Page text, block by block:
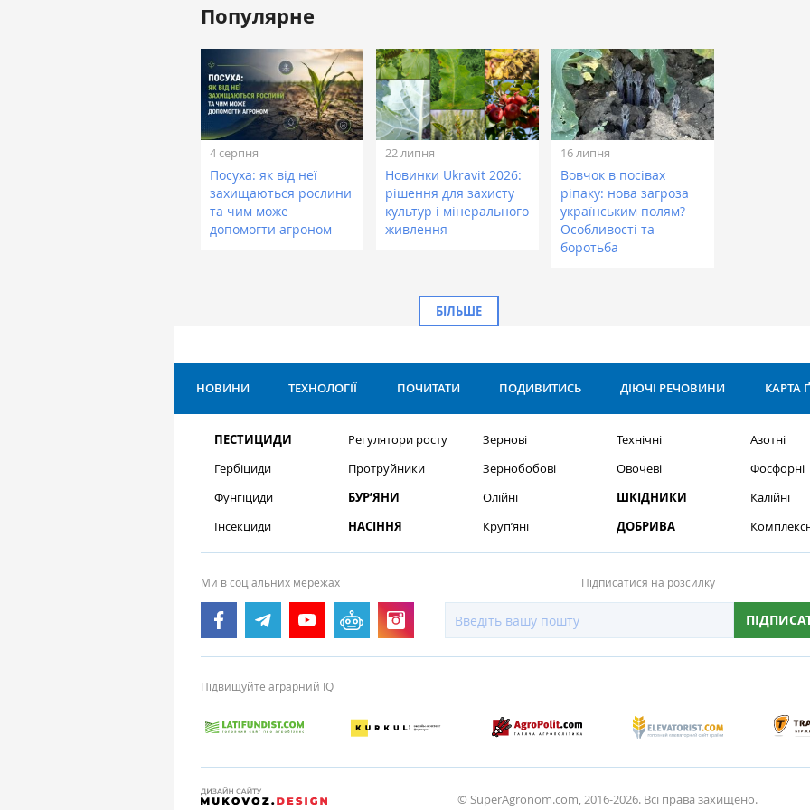
Популярне
4 серпня
Посуха: як від неї
захищаються рослини
та чим може
допомогти агроном
22 липня
Новинки Ukravit 2026:
рішення для захисту
культур і мінерального
живлення
16 липня
Вовчок в посівах
ріпаку: нова загроза
українським полям?
Особливості та
боротьба
БІЛЬШЕ
НОВИНИ ТЕХНОЛОГІЇ ПОЧИТАТИ ПОДИВИТИСЬ ДІЮЧІ РЕЧОВИНИ КАРТА
ПЕСТИЦИДИ
Гербіциди
Фунгіциди
Інсекциди
Регулятори росту
Протруйники
БУР’ЯНИ
НАСІННЯ
Зернові
Зернобобові
Олійні
Круп’яні
Технічні
Овочеві
ШКІДНИКИ
ДОБРИВА
Азотні
Фосфорні
Калійні
Ми в соціальних мережах Підписатися на розсилку
Підвищуйте аграрний IQ
© SuperAgronom.com, 2016-2026. Всі права захищено.